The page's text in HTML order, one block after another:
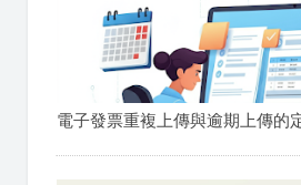
電子發票重複上傳與逾期上傳的